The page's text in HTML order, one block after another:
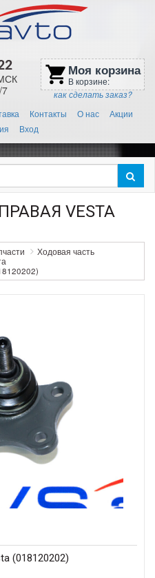
shopping_cart Моя корзина
В корзине:
как сделать заказ?
Контакты О нас
Акции
Вход
VESTA
Ходовая часть
(018120202)